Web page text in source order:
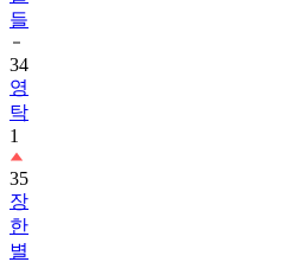
들
34
영
탁
1
35
장
한
별